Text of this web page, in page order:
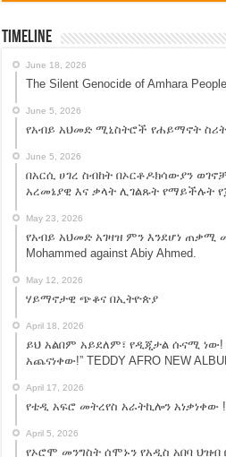
Timeline
June 18, 2026
The Silent Genocide of Amhara
June 5, 2026
የአብይ አህመድ ሚኒስትሮች የሐይማኖት
June 5, 2026
በአርሲ ሀገረ ስብከት በኦርቶዶክሳውያን
አረመኔያዊ እና ቃላት ሊገልጹት የማይችሉት
May 23, 2026
የአብይ አህመድ አገዛዝ ምን እንደሆነ
Mohammed against Abiy Ahmed.
May 12, 2026
ሃይማኖታዊ ጭቆና በኢትዮጵያ
April 18, 2026
ይህ አልበም አይደለም፣ የዲጂታል ሱናሚ ነው! –
አጨናነቀው!” TEDDY AFRO NEW
April 17, 2026
የቴዲ አፍሮ መትረየስ አራትኪሎን አነቃነቀው !
April 5, 2026
የኦሮሞ መንግስት ሰሞኑን የአዲስ አበባ ህዝብ